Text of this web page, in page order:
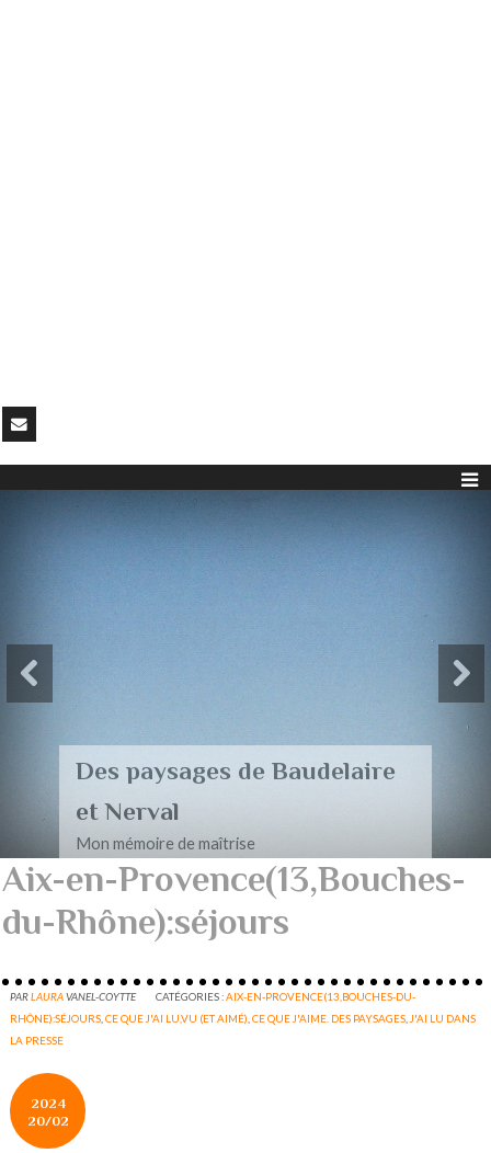
Acrostiches
Recueil d'acrostiches
Aix-en-Provence(13,Bouches-
du-Rhône):séjours
PARLAURAVANEL-COYTTE CATÉGORIES :AIX-EN-PROVENCE(13,BOUCHES-DU-
RHÔNE):SÉJOURS ,CE QUE J'AI LU,VU (ET AIMÉ) ,CE QUE J'AIME. DES PAYSAGES J'AI LU DANS
LA PRESSE
2024
20/02